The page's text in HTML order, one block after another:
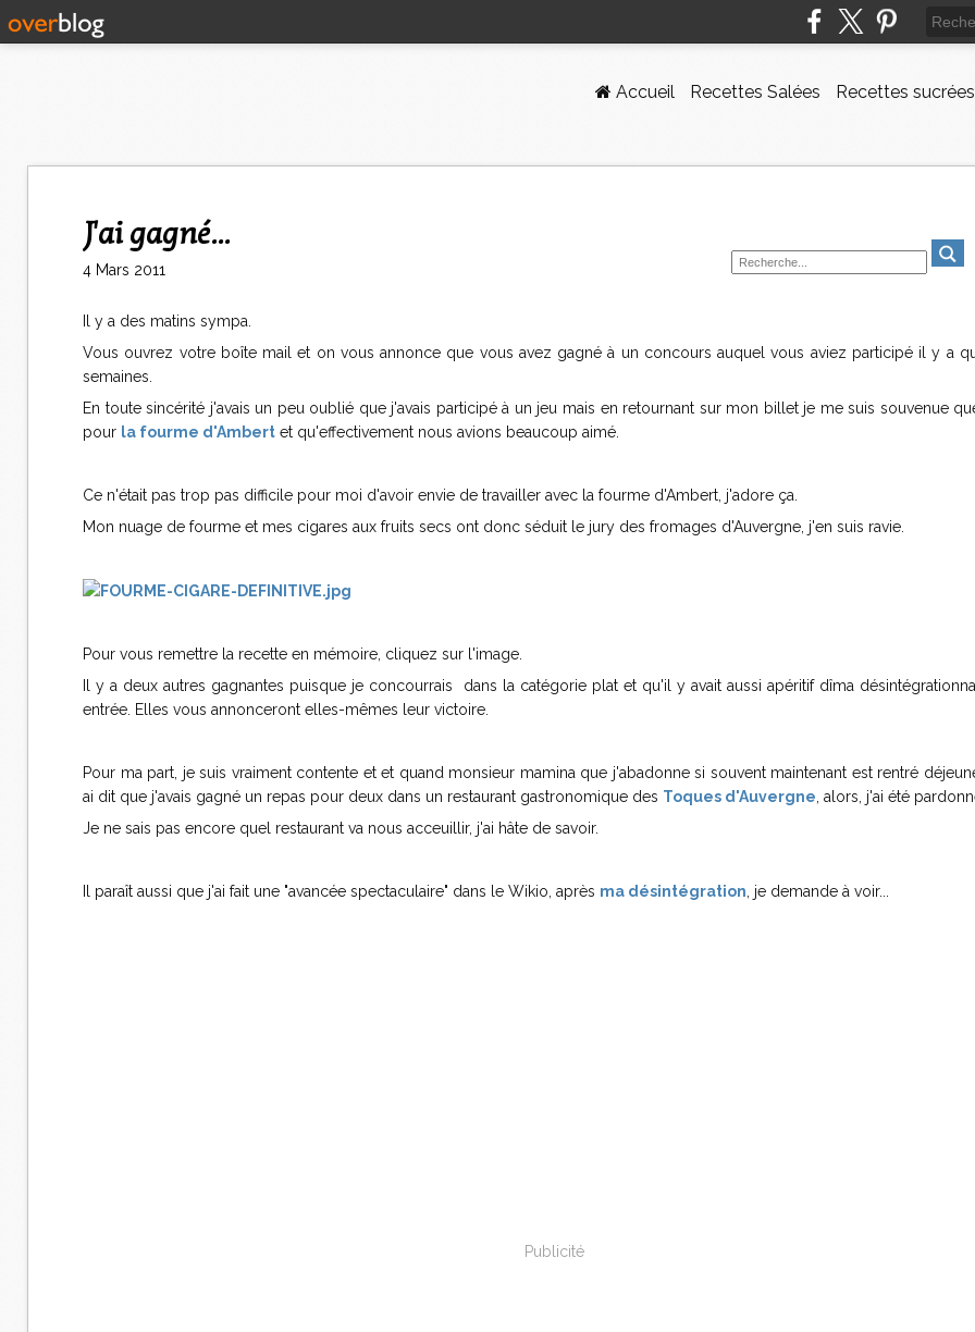
Accueil Recettes Salées Recettes sucrées
J'ai gagné...
4 Mars 2011
Il y a des matins sympa.
Vous ouvrez votre boîte mail et on vous annonce que vous avez gagné à un concours auquel vous aviez participé il y a
semaines.
En toute sincérité j'avais un peu oublié que j'avais participé à un jeu mais en retournant sur mon billet je me suis souvenue
pour la fourme d'Ambert et qu'effectivement nous avions beaucoup aimé.
Ce n'était pas trop pas difficile pour moi d'avoir envie de travailler avec la fourme d'Ambert, j'adore ça.
Mon nuage de fourme et mes cigares aux fruits secs ont donc séduit le jury des fromages d'Auvergne, j'en suis ravie.
Pour vous remettre la recette en mémoire, cliquez sur l'image.
Il y a deux autres gagnantes puisque je concourrais dans la catégorie plat et qu'il y avait aussi apéritif dîma
entrée. Elles vous annonceront elles-mêmes leur victoire.
Pour ma part, je suis vraiment contente et et quand monsieur mamina que j'abadonne si souvent maintenant est rentré
ai dit que j'avais gagné un repas pour deux dans un restaurant gastronomique des Toques d'Auvergne, alors, j'ai été
Je ne sais pas encore quel restaurant va nous acceuillir, j'ai hâte de savoir.
Il paraît aussi que j'ai fait une "avancée spectaculaire" dans le Wikio, après ma désintégration, je demande à voir...
Publicité